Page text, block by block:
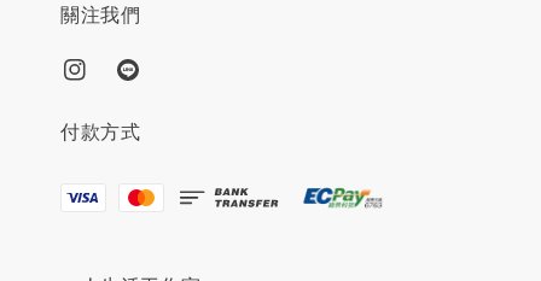
關注我們
付款方式